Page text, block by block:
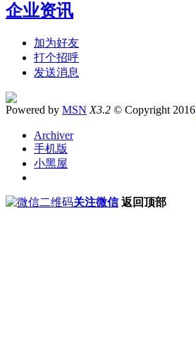
企业资讯
加为好友
打个招呼
发送消息
Powered by MSN X3.2 © Copyright 2016
Archiver
手机版
小黑屋
关注微信 返回顶部